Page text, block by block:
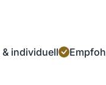
individuell